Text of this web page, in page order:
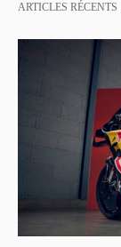
ARTICLES RÉCENTS